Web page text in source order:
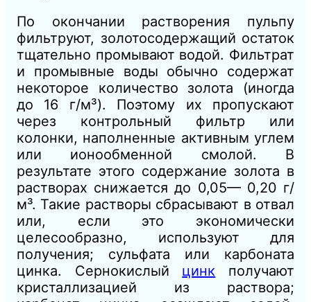
По окончании растворения пульпу
фильтруют, золотосодержащий остаток
тщательно промывают водой. Фильтрат
и промывные воды обычно содержат
некоторое количество золота (иногда
до 16 г/м³). Поэтому их пропускают
через контрольный фильтр или
колонки, наполненные активным углем
или ионообменной смолой. В
результате этого содержание золота в
растворах снижается до 0,05— 0,20 г/
м³. Такие растворы сбрасывают в отвал
или, если это экономически
целесообразно, используют для
получения; сульфата или карбоната
цинка. Сернокислый цинк получают
кристаллизацией из раствора;